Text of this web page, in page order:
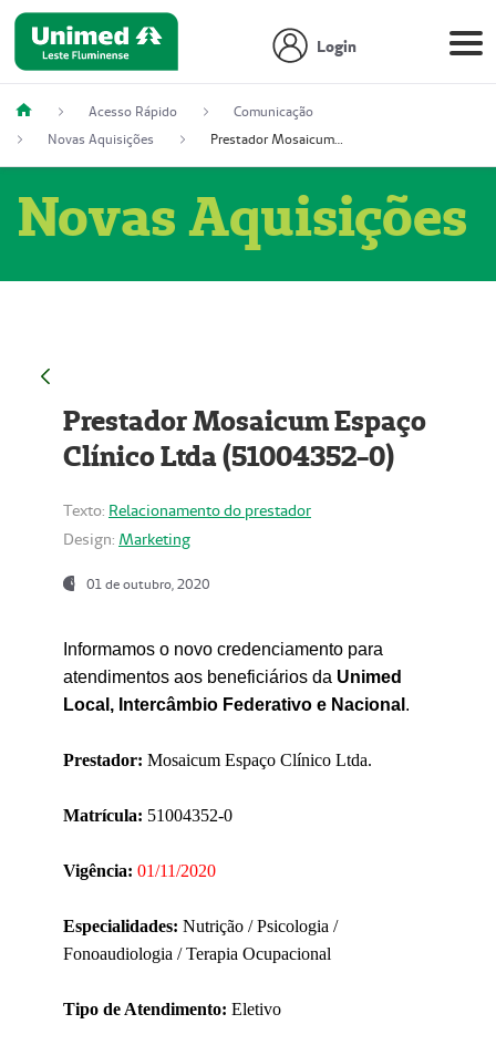
Login
Acesso Rápido
Comunicação
Novas Aquisições
Prestador Mosaicum Espaço Clínico Ltda (51004352-0)
Novas Aquisições
Prestador Mosaicum Espaço
Clínico Ltda (51004352-0)
Texto: Relacionamento do prestador
Design: Marketing
01 de outubro, 2020
Informamos o novo credenciamento para
atendimentos aos beneficiários da Unimed
Local, Intercâmbio Federativo e Nacional .
Prestador: Mosaicum Espaço Clínico Ltda.
Matrícula: 51004352-0
Vigência: 01/11/2020
Especialidades: Nutrição / Psicologia /
Fonoaudiologia / Terapia Ocupacional
Tipo de Atendimento: Eletivo